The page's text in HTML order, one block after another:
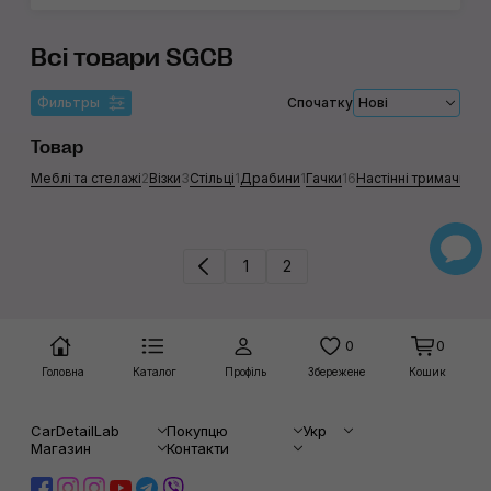
Всі товари SGCB
Фильтры Спочатку Нові
Товар
Меблі та стелажі2Візки3Стільці1Драбини1Гачки16Настінні тримачі
1 2
Головна Каталог Профіль
0
Збережене
0
Кошик
CarDetailLab Покупцю
Укр
Магазин
Контакти